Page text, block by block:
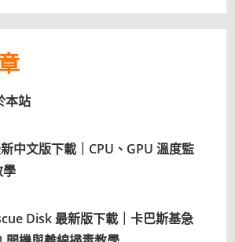
本站
中文版下載｜CPU、GPU 溫度監
學
Disk 最新版下載｜卡巴斯基急